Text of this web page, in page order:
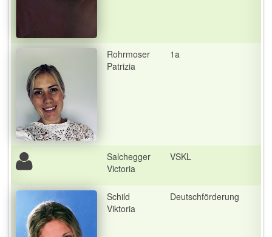
Rohrmoser
Patrizia
1a
Salchegger
Victoria
VSKL
Schild
Viktoria
Deutschförderung